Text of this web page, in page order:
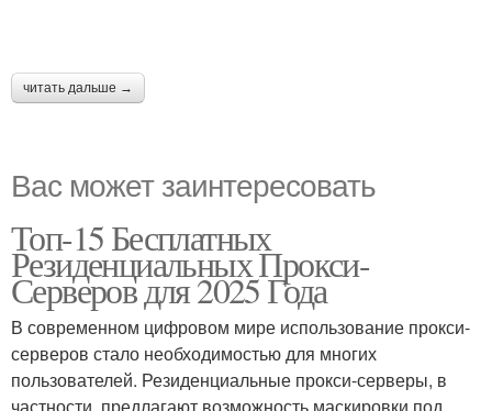
читать дальше →
Вас может заинтересовать
Топ-15 Бесплатных
Резиденциальных Прокси-
Серверов для 2025 Года
В современном цифровом мире использование прокси-
серверов стало необходимостью для многих
пользователей. Резиденциальные прокси-серверы, в